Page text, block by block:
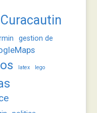
Curacautin
gestion de
latex lego